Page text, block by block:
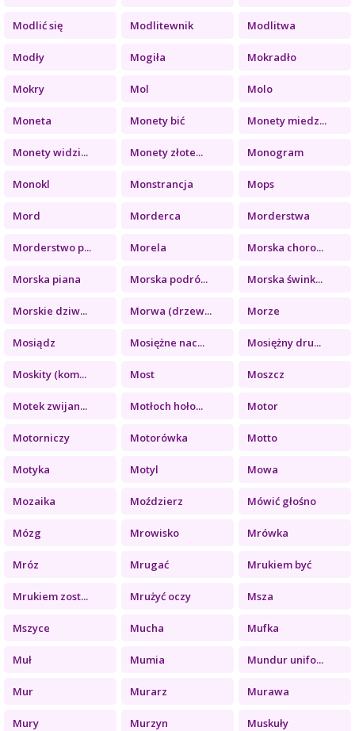
Modlić się Modlitewnik Modlitwa
Modły Mogiła Mokradło
Mokry Mol Molo
Moneta Monety bić Monety miedz...
Monety widzi... Monety złote... Monogram
Monokl Monstrancja Mops
Mord Morderca Morderstwa
Morderstwo p... Morela Morska choro...
Morska piana Morska podró... Morska śwink...
Morskie dziw... Morwa (drzew... Morze
Mosiądz Mosiężne nac... Mosiężny dru...
Moskity (kom... Most Moszcz
Motek zwijan... Motłoch hoło... Motor
Motorniczy Motorówka Motto
Motyka Motyl Mowa
Mozaika Moździerz Mówić głośno
Mózg Mrowisko Mrówka
Mróz Mrugać Mrukiem być
Mrukiem zost... Mrużyć oczy Msza
Mszyce Mucha Mufka
Muł Mumia Mundur unifo...
Mur Murarz Murawa
Mury Murzyn Muskuły